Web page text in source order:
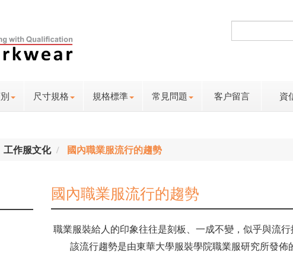
尺寸規格 規格標準 常見問題 客户留言 資
工作服文化 國內職業服流行的趨勢
國內職業服流行的趨勢
職業服裝給人的印象往往是刻板、一成不變，似乎與流行
該流行趨勢是由東華大學服裝學院職業服研究所發佈